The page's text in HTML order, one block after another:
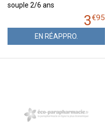
souple 2/6 ans
3€95
EN RÉAPPRO.